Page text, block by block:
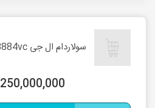
سولاردام ال جی ma3884vc
250,000,000 تومان